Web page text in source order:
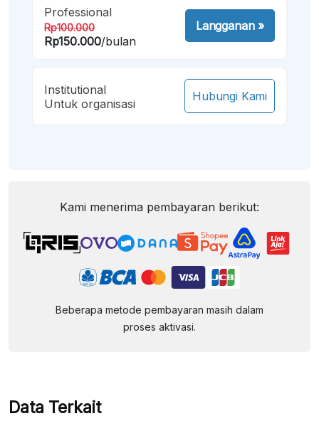
Professional
Rp100.000
Rp150.000/bulan
Langganan»
Institutional
Untuk organisasi
Hubungi Kami
Kami menerima pembayaran berikut:
Beberapa metode pembayaran masih dalam
proses aktivasi.
Data Terkait